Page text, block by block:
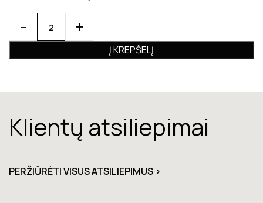
Į KREPŠELĮ
Klientų atsiliepimai
PERŽIŪRĖTI VISUS ATSILIEPIMUS >